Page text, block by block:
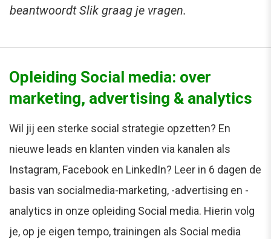
beantwoordt Slik graag je vragen.
Opleiding Social media: over
marketing, advertising & analytics
Wil jij een sterke social strategie opzetten? En
nieuwe leads en klanten vinden via kanalen als
Instagram, Facebook en LinkedIn? Leer in 6 dagen de
basis van socialmedia-marketing, -advertising en -
analytics in onze opleiding Social media. Hierin volg
je, op je eigen tempo, trainingen als Social media